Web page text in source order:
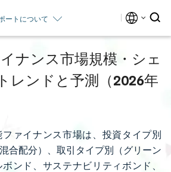
ートについて
ナンス市場規模・シェ
レンドと予測（2026年
ァイナンス市場は、投資タイプ別
合配分）、取引タイプ別（グリーン
ンド、サステナビリティボンド、